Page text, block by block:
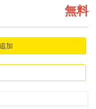
無料
加